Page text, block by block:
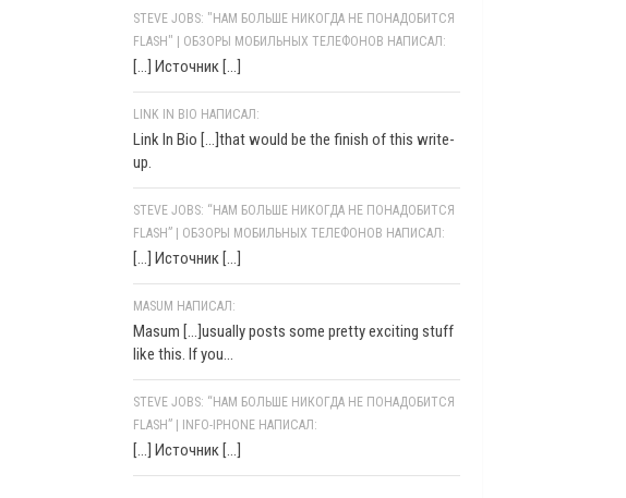
STEVE JOBS: "НАМ БОЛЬШЕ НИКОГДА НЕ ПОНАДОБИТСЯ
FLASH" | ОБЗОРЫ МОБИЛЬНЫХ ТЕЛЕФОНОВ НАПИСАЛ:
[…] Источник […]
LINK IN BIO НАПИСАЛ:
Link In Bio [...]that would be the finish of this write-
up.
STEVE JOBS: “НАМ БОЛЬШЕ НИКОГДА НЕ ПОНАДОБИТСЯ
FLASH” | ОБЗОРЫ МОБИЛЬНЫХ ТЕЛЕФОНОВ НАПИСАЛ:
[…] Источник […]
MASUM НАПИСАЛ:
Masum [...]usually posts some pretty exciting stuff
like this. If you...
STEVE JOBS: “НАМ БОЛЬШЕ НИКОГДА НЕ ПОНАДОБИТСЯ
FLASH” | INFO-IPHONE НАПИСАЛ:
[…] Источник […]